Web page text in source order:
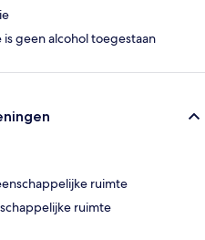
geen alcohol toegestaan
ruimte
ruimte